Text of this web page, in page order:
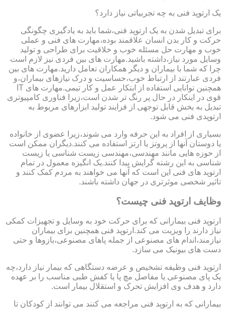
یک ارتوپد فنی به چه تجربیاتی نیاز دارد؟
برای تبدیل شدن به یک ارتوپد فنی،شما باید به یادگیری چگونگی
حرکت و کار بدن انسان علاقمند بوده،مهارت های فنی و عملی
خوب و مهارت حل مسئله خوب و خلاقیت برای طراحی و تولید
وسایل مورد نیاز،داشته باشید.مهارت های بین فردی نیز لازم است
چرا که شما با بیماران و دیگر همکاران تعامل دارید.مهارت های بین
فردی عبارتند از ارتباط خوب،حساسیت و درک نیازهای بیماران،و
همچنین توانایی استفاده از ابتکار عمل و کار تیمی.مهارت های IT
قوی در اینکار در حال پر رنگ تر شدن است،زیرا فناوری کامپیوتری
تبدیل به بخش قابل توجهی از فرایند تولید ابزارهای مربوط به
ارتوپدی فنی می شود.
بسیاری از افراد به این حرفه وارد می شوند،زیرا عضوی از خانواده
یا دوستان آنها از پروتز یا ارتز استفاده می کنند.دیگران ممکن است
از حوزه هایی مانند مهندسی،مهندسی زیست شناسی یا زیست
شناسی به این رشته گرایش پیدا کنند.یک انگیزه معمول در تمام
ارتوپد های فنی این است که آنها می خواهند به مردم کمک کنند و
تاثیر شخصی موثرتری در جهان داشته باشند.
وظایف ارتوپد فنی چیست؟
ارتوپد فنی بیمارانی که برای حرکت خود به وسایل و تجهیزات کمکی
نیاز دارند را ویزیت می کند.ارتوپد فنی همچنین برای بیماران
نیازمند،اندام های مصنوعی از جمله پاهای مصنوعی،بازوها و حتی
دست های بیونیک می سازد.
ارتوپد فنی وظیفه تشخیص و عرضه دستگاهی که بیمار نیاز دارد،چه
یک پای مصنوعی یا مفاصل مچ پا یا کفش طبی مناسب را بر عهده
دارد و هدف وی افزایش تحرک و استقلال بیمار است.
بیمارانی که به ارتوپد فنی مراجعه می کنند می توانند از کودکان تا